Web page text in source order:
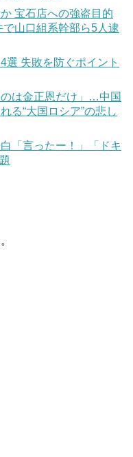
宝石店への強盗目的
山口組系幹部ら5人逮
選 失敗を防ぐポイント
は金正恩だけ」…中国
る“大国ロシア”の悲し
「言ったー！」「ドキ